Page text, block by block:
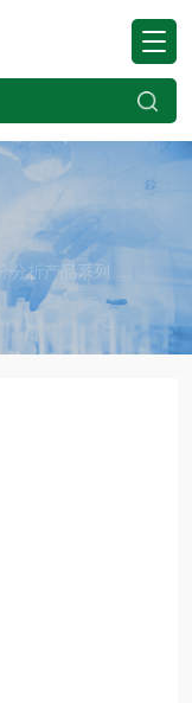
分析产品系列